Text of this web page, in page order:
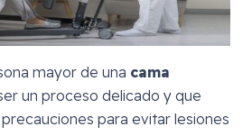
mayor de una cama
un proceso delicado y que
para evitar lesiones